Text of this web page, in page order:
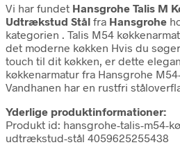
Vi har fundet Hansgrohe Talis M
Udtrækstud Stål fra Hansgrohe
kategorien . Talis M54
det moderne køkken Hvis du
touch til dit køkken, er dette
køkkenarmatur fra Hansgrohe
Vandhanen har en rustfri
Yderlige produktinformationer:
Produkt id: hansgrohe-talis-m54-
udtrækstud-stål 4059625255438